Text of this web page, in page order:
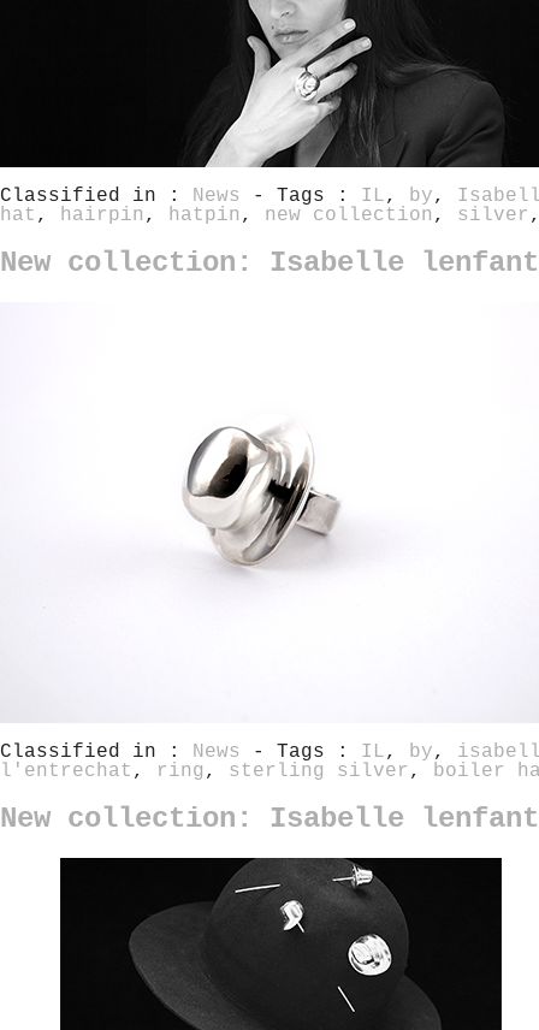
Classified in : News - Tags : IL, by,
hat , hairpin , hatpin , new collection , silver
New collection: Isabelle
Classified in : News - Tags : IL, by,
l'entrechat , ring , sterling silver , boiler
New collection: Isabelle